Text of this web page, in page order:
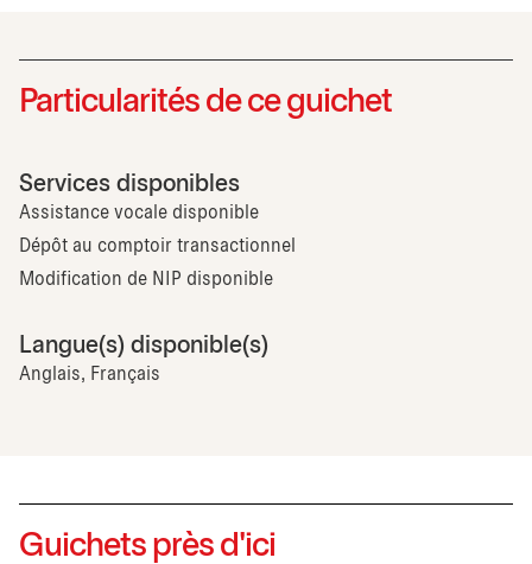
Particularités de ce guichet
Services disponibles
Assistance vocale disponible
Dépôt au comptoir transactionnel
Modification de NIP disponible
Langue(s) disponible(s)
Anglais, Français
Guichets près d'ici